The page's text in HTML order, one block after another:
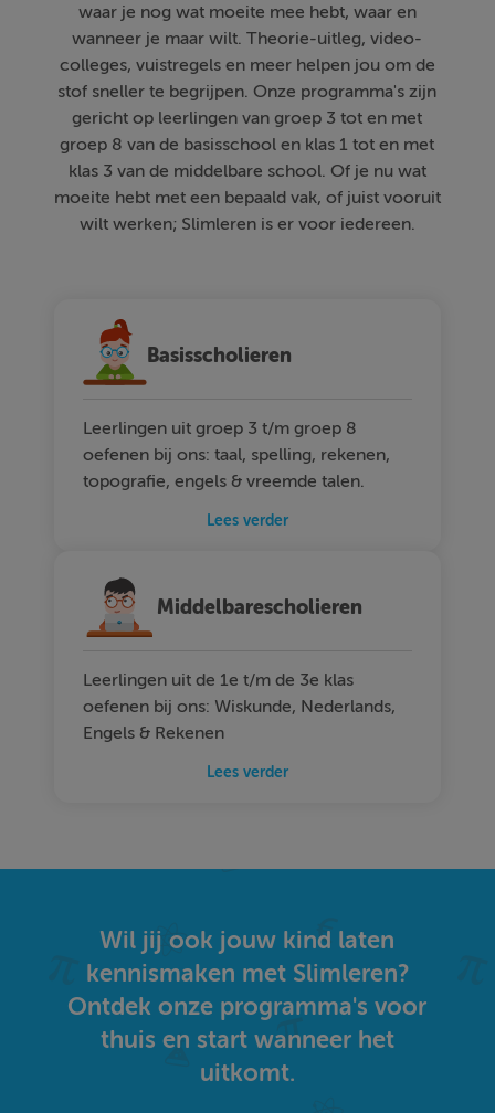
waar je nog wat moeite mee hebt, waar en
wanneer je maar wilt. Theorie-uitleg, video-
colleges, vuistregels en meer helpen jou om de
stof sneller te begrijpen. Onze programma's zijn
gericht op leerlingen van groep 3 tot en met
groep 8 van de basisschool en klas 1 tot en met
klas 3 van de middelbare school. Of je nu wat
moeite hebt met een bepaald vak, of juist vooruit
wilt werken; Slimleren is er voor iedereen.
Basisscholieren
Leerlingen uit groep 3 t/m groep 8
oefenen bij ons: taal, spelling, rekenen,
topografie, engels & vreemde talen.
Lees verder
Middelbarescholieren
Leerlingen uit de 1e t/m de 3e klas
oefenen bij ons: Wiskunde, Nederlands,
Engels & Rekenen
Lees verder
Wil jij ook jouw kind laten
kennismaken met Slimleren?
Ontdek onze programma's voor
thuis en start wanneer het
uitkomt.